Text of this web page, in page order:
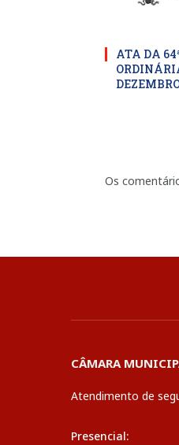
ATA DA
Os
CÂMARA
Atendimento de
Presencial: